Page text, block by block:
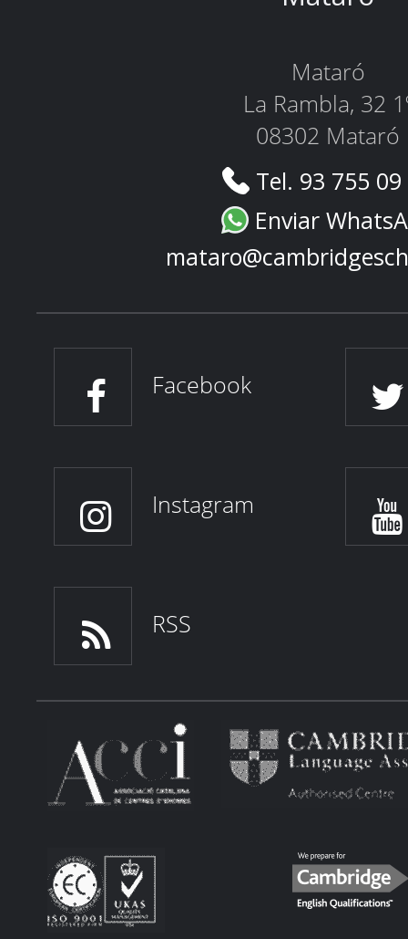
Mataró
La Rambla, 32
08302 Mataró
Tel. 93 755
Enviar
Facebook
Instagram
RSS